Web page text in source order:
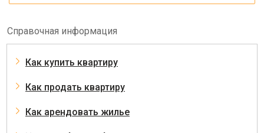
Справочная информация
Как купить квартиру
Как продать квартиру
Как арендовать жилье